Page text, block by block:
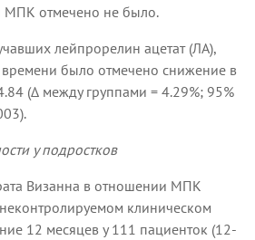
МПК отмечено не было.
лейпрорелин ацетат (ЛА),
было отмечено снижение в
(Δ между группами = 4.29%; 95%
у подростков
Визанна в отношении МПК
клиническом
12 месяцев у 111 пациенток (12-